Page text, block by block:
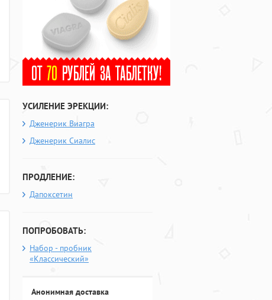
УСИЛЕНИЕ ЭРЕКЦИИ:
Дженерик Виагра
Дженерик Сиалис
ПРОДЛЕНИЕ:
Дапоксетин
ПОПРОБОВАТЬ:
Набор - пробник
«Классический»
Анонимная доставка